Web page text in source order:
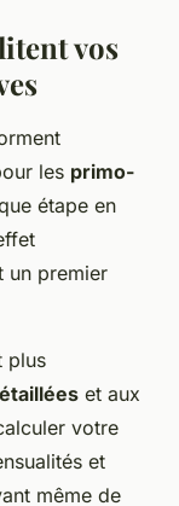
vos
les primo-
étape en
un premier
plus
et aux
votre
et
même de